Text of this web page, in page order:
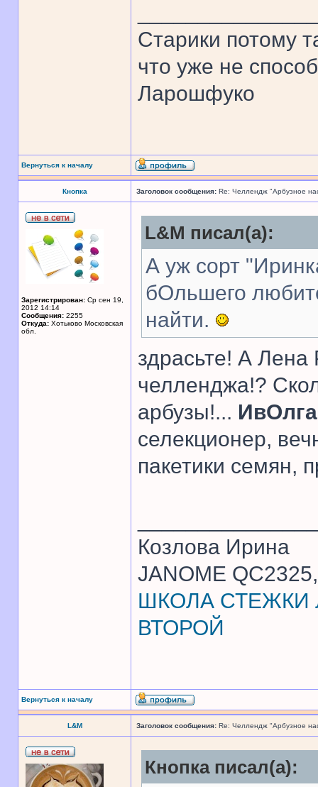
Старики потому
что уже не
Ларошфуко
Вернуться к началу
Кнопка Заголовок сообщения: Re: Челлендж "Арбузное
Зарегистрирован: Ср сен 19,
2012 14:14
Сообщения: 2255
Откуда: Хотьково Московская
обл.
L&M писал(а):
А уж сорт
бОльшего
найти.
здрасьте! А
челленджа!?
арбузы!... ИвОлга
селекционер,
пакетики семян,
Козлова Ирина
JANOME
ШКОЛА СТЕЖКИ
ВТОРОЙ
Вернуться к началу
L&M Заголовок сообщения: Re: Челлендж "Арбузное
Кнопка писал(а):